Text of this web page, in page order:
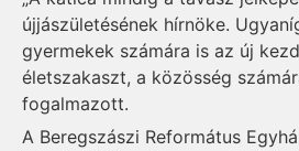
újjászületésének hírnöke.
gyermekek számára is az új
életszakaszt, a közösség
fogalmazott.
A Beregszászi Református